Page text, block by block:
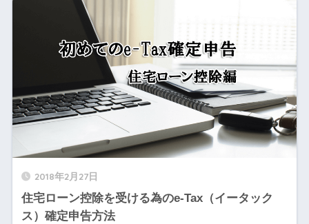
2018年2月27日
住宅ローン控除を受ける為のe-Tax（イータック
ス）確定申告方法